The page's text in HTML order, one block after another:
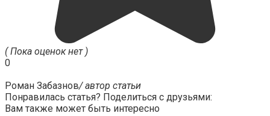
( Пока оценок нет )
0
Роман Забазнов/ автор статьи
Понравилась статья? Поделиться с друзьями:
Вам также может быть интересно